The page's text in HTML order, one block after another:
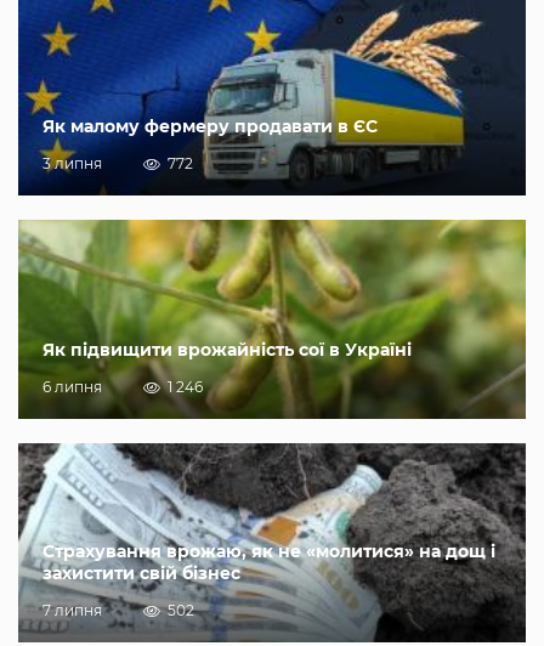
Як малому фермеру продавати в ЄС
3 липня 772
Як підвищити врожайність сої в Україні
6 липня 1 246
Страхування врожаю, як не «молитися» на дощ і
захистити свій бізнес
7 липня 502